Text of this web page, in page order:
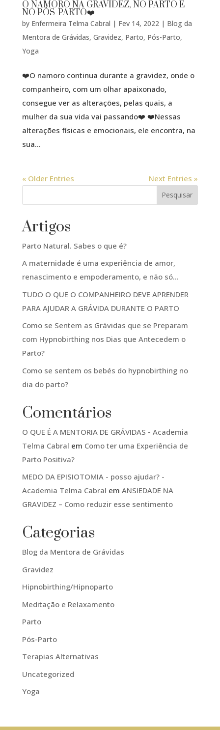
O NAMORO NA GRAVIDEZ, NO PARTO E
NO PÓS-PARTO❤️
by Enfermeira Telma Cabral | Fev 14, 2022| Blog da
Mentora de Grávidas, Gravidez, Parto, Pós-Parto,
Yoga
❤️O namoro continua durante a gravidez, onde o
companheiro, com um olhar apaixonado,
consegue ver as alterações, pelas quais, a
mulher da sua vida vai passando❤️ ❤️Nessas
alterações físicas e emocionais, ele encontra, na
sua...
« Older Entries Next Entries »
Pesquisar
Artigos
Parto Natural. Sabes o que é?
A maternidade é uma experiência de amor,
renascimento e empoderamento, e não só…
TUDO O QUE O COMPANHEIRO DEVE APRENDER
PARA AJUDAR A GRÁVIDA DURANTE O PARTO
Como se Sentem as Grávidas que se Preparam
com Hypnobirthing nos Dias que Antecedem o
Parto?
Como se sentem os bebés do hypnobirthing no
dia do parto?
Comentários
O QUE É A MENTORIA DE GRÁVIDAS - Academia
Telma Cabral em Como ter uma Experiência de
Parto Positiva?
MEDO DA EPISIOTOMIA - posso ajudar? -
Academia Telma Cabral em ANSIEDADE NA
GRAVIDEZ – Como reduzir esse sentimento
Categorias
Blog da Mentora de Grávidas
Gravidez
Hipnobirthing/Hipnoparto
Meditação e Relaxamento
Parto
Pós-Parto
Terapias Alternativas
Uncategorized
Yoga